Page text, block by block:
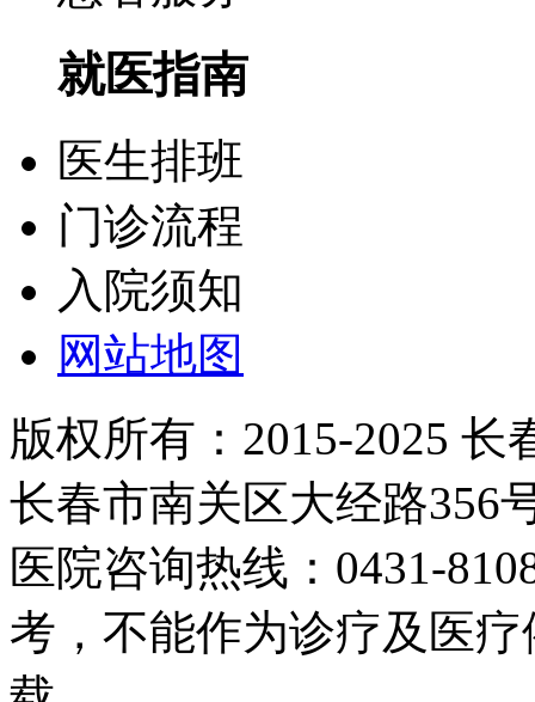
就医指南
医生排班
门诊流程
入院须知
网站地图
版权所有：2015-2025
长春市南关区大经路356
医院咨询热线：0431-
考，不能作为诊疗及医